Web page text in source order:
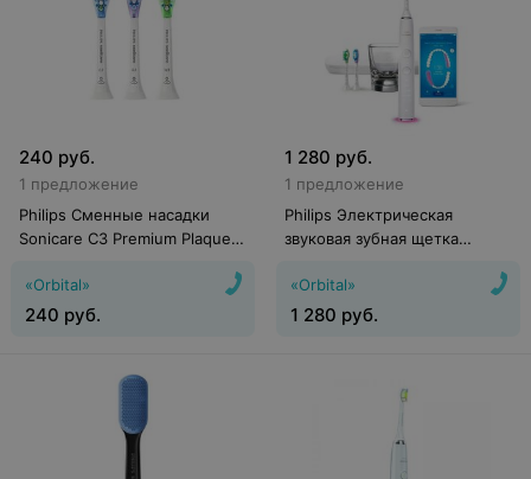
240 руб.
1 предложение
Philips Сменные насадки
Sonicare C3 Premium Plaque
«Orbital»
240 руб.
1 280 руб.
1 предложение
Philips Электрическая
звуковая зубная щетка
HX9903
«Orbital»
1 280 руб.